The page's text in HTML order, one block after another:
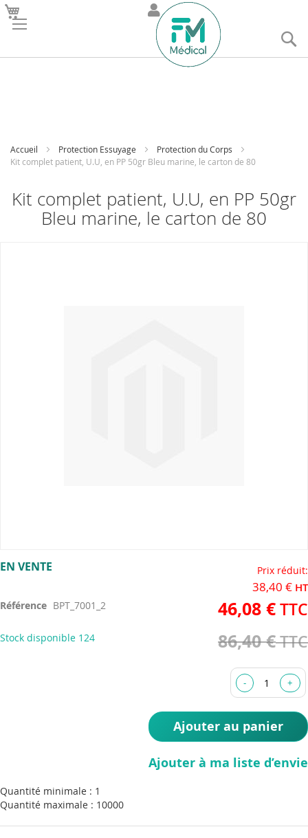
Accueil Protection Essuyage
Protection du Corps
Kit complet patient, U.U, en PP 50gr Bleu marine, le carton de 80
Kit complet patient, U.U, en PP 50gr
Bleu marine, le carton de 80
EN VENTE
Référence BPT_7001_2
Stock disponible 124
Prix réduit
38,40 €
46,08 €
86,40 €
Ajouter au panier
Ajouter à ma liste d’envie
Quantité minimale : 1
Quantité maximale : 10000
to
of
images